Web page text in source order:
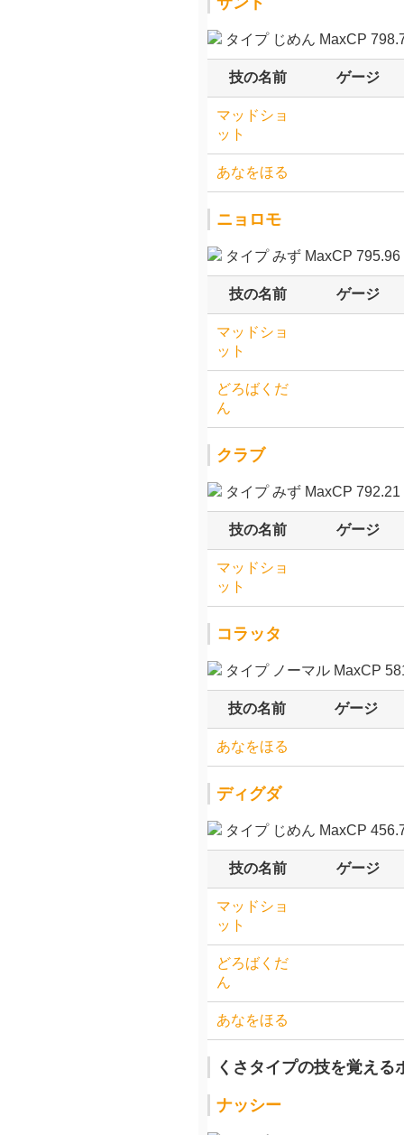
タイプ じめん MaxCP
技の名前 ゲージ
マッドショ
ット
あなをほる
ニョロモ
タイプ みず MaxCP 795.96
技の名前 ゲージ
マッドショ
ット
どろばくだ
ん
クラブ
タイプ みず MaxCP 792.21
技の名前 ゲージ
マッドショ
ット
コラッタ
タイプ ノーマル MaxCP
技の名前 ゲージ
あなをほる
ディグダ
タイプ じめん MaxCP
技の名前 ゲージ
マッドショ
ット
どろばくだ
ん
あなをほる
くさタイプの技を覚える
ナッシー